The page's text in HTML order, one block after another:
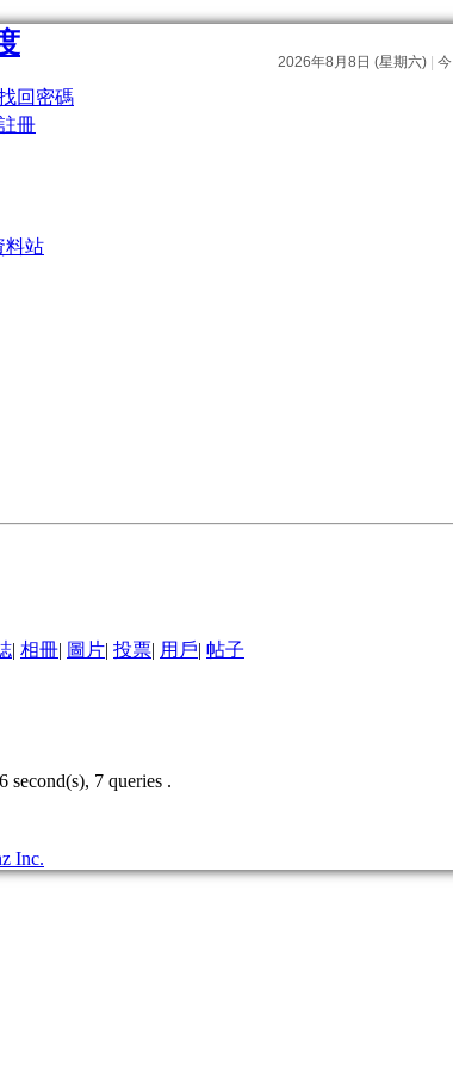
回密碼
冊
料站
| 相冊| 圖片| 投票| 用戶| 帖子
second(s), 7 queries .
Inc.